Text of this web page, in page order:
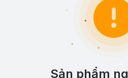
Sản phẩm